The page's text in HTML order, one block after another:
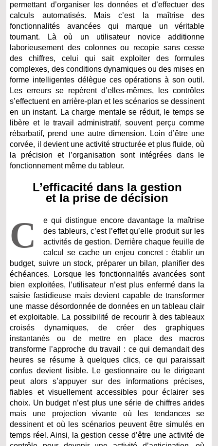
permettant d’organiser les données et d’effectuer des
calculs automatisés. Mais c’est la maîtrise des
fonctionnalités avancées qui marque un véritable
tournant. Là où un utilisateur novice additionne
laborieusement des colonnes ou recopie sans cesse
des chiffres, celui qui sait exploiter des formules
complexes, des conditions dynamiques ou des mises en
forme intelligentes délègue ces opérations à son outil.
Les erreurs se repèrent d’elles-mêmes, les contrôles
s’effectuent en arrière-plan et les scénarios se dessinent
en un instant. La charge mentale se réduit, le temps se
libère et le travail administratif, souvent perçu comme
rébarbatif, prend une autre dimension. Loin d’être une
corvée, il devient une activité structurée et plus fluide, où
la précision et l’organisation sont intégrées dans le
fonctionnement même du tableur.
L’efficacité dans la gestion
et la prise de décision
C
e qui distingue encore davantage la maîtrise
des tableurs, c’est l’effet qu’elle produit sur les
activités de gestion. Derrière chaque feuille de
calcul se cache un enjeu concret : établir un
budget, suivre un stock, préparer un bilan, planifier des
échéances. Lorsque les fonctionnalités avancées sont
bien exploitées, l’utilisateur n’est plus enfermé dans la
saisie fastidieuse mais devient capable de transformer
une masse désordonnée de données en un tableau clair
et exploitable. La possibilité de recourir à des tableaux
croisés dynamiques, de créer des graphiques
instantanés ou de mettre en place des macros
transforme l’approche du travail : ce qui demandait des
heures se résume à quelques clics, ce qui paraissait
confus devient lisible. Le gestionnaire ou le dirigeant
peut alors s’appuyer sur des informations précises,
fiables et visuellement accessibles pour éclairer ses
choix. Un budget n’est plus une série de chiffres arides
mais une projection vivante où les tendances se
dessinent et où les scénarios peuvent être simulés en
temps réel. Ainsi, la gestion cesse d’être une activité de